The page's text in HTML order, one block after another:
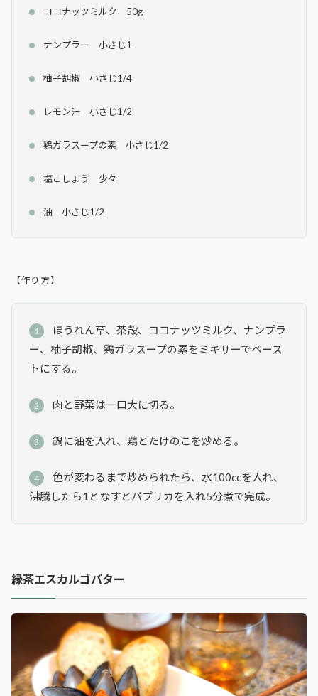
ココナッツミルク 50g
ナンプラー 小さじ1
柚子胡椒 小さじ1/4
レモン汁 小さじ1/2
鶏ガラスープの素 小さじ1/2
塩こしょう 少々
油 小さじ1/2
【作り方】
ほうれん草、茶殻、ココナッツミルク、ナンプラ
ー、柚子胡椒、鶏ガラスープの素をミキサーでペース
トにする。
肉と野菜は一口大に切る。
鍋に油を入れ、鶏とたけのこを炒める。
色が変わるまで炒められたら、水100ccを入れ、
沸騰したら1となすとパプリカを入れ5分煮で完成。
緑茶エスカルゴバター